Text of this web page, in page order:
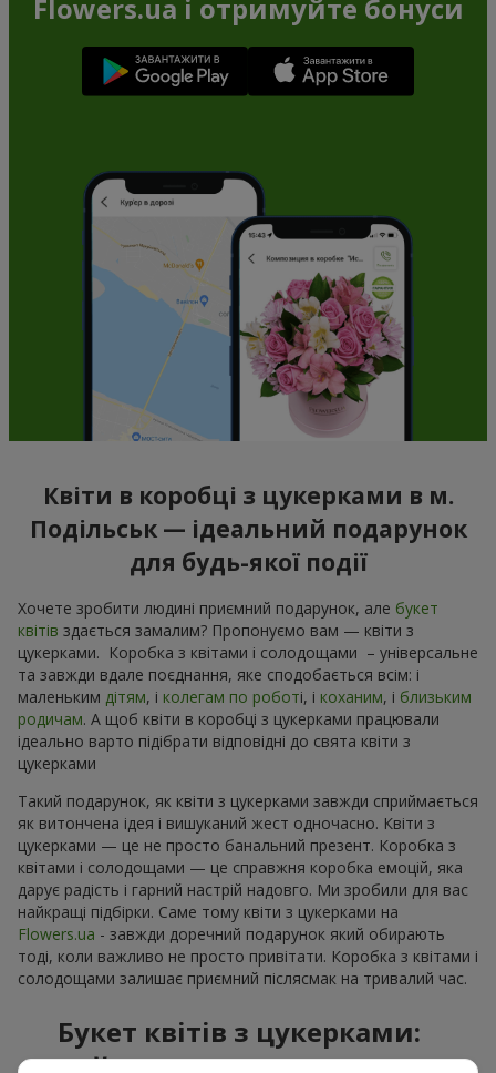
Flowers.ua і отримуйте бонуси
Квіти в коробці з цукерками в м.
Подільськ — ідеальний подарунок
для будь-якої події
Хочете зробити людині приємний подарунок, але букет
квітів здається замалим? Пропонуємо вам — квіти з
цукерками. Коробка з квітами і солодощами – універсальне
та завжди вдале поєднання, яке сподобається всім: і
маленьким дітям, і колегам по роботі, і коханим, і близьким
родичам. А щоб квіти в коробці з цукерками працювали
ідеально варто підібрати відповідні до свята квіти з
цукерками
Такий подарунок, як квіти з цукерками завжди сприймається
як витончена ідея і вишуканий жест одночасно. Квіти з
цукерками — це не просто банальний презент. Коробка з
квітами і солодощами — це справжня коробка емоцій, яка
дарує радість і гарний настрій надовго. Ми зробили для вас
найкращі підбірки. Саме тому квіти з цукерками на
Flowers.ua - завжди доречний подарунок який обирають
тоді, коли важливо не просто привітати. Коробка з квітами і
солодощами залишає приємний післясмак на тривалий час.
Букет квітів з цукерками: